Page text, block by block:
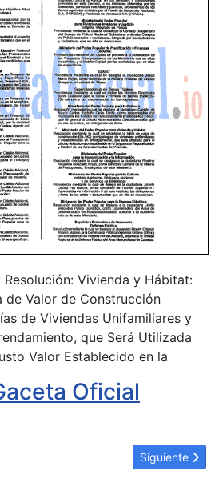
Vivienda y Hábitat:
de Valor de Construcción
de Viviendas Unifamiliares y
que Será Utilizada
Valor Establecido en la
Oficial
9284. Se cambia la Denominación
Artículo
Siguiente